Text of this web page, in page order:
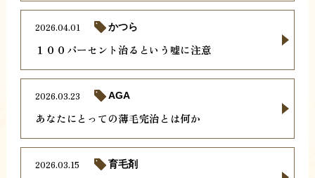
１００パーセント治るという嘘に注意
2026.04.01 かつら
あなたにとっての薄毛完治とは何か
2026.03.23 AGA
2026.03.15 育毛剤